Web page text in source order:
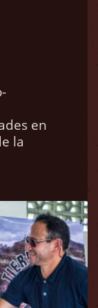
en
la